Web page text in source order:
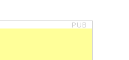
PUB